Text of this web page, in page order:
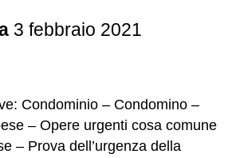
3 febbraio 2021
Condominio – Condomino –
– Opere urgenti cosa comune
– Prova dell’urgenza della